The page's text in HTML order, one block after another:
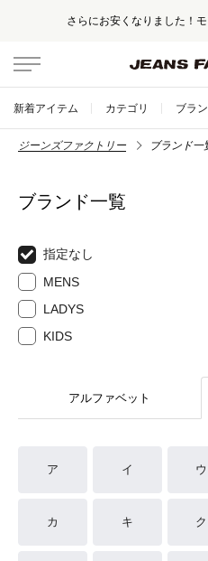
さらにお安くなりました！
新着アイテム カテゴリ ブラ
ジーンズファクトリー ブランド一
ブランド一覧
指定なし
MENS
LADYS
KIDS
アルファベット
ア イ ウ
カ キ ク